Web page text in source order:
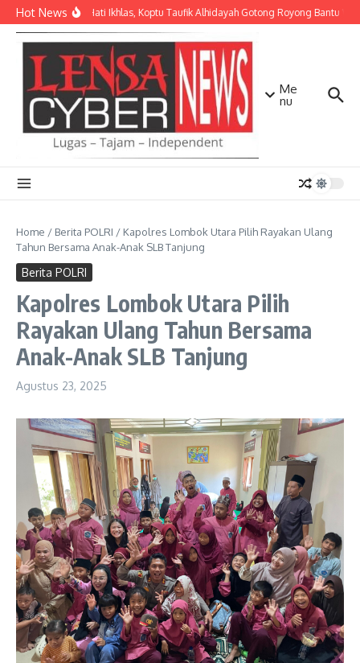
Lewati ke konten
Hot NewsDengan Hati Ikhlas, Koptu Taufik Alhidayah Gotong Royong Bantu
Me
nu
Home / Berita POLRI / Kapolres Lombok Utara Pilih Rayakan Ulang
Tahun Bersama Anak-Anak SLB Tanjung
Berita POLRI
Kapolres Lombok Utara Pilih
Rayakan Ulang Tahun Bersama
Anak-Anak SLB Tanjung
Agustus 23, 2025